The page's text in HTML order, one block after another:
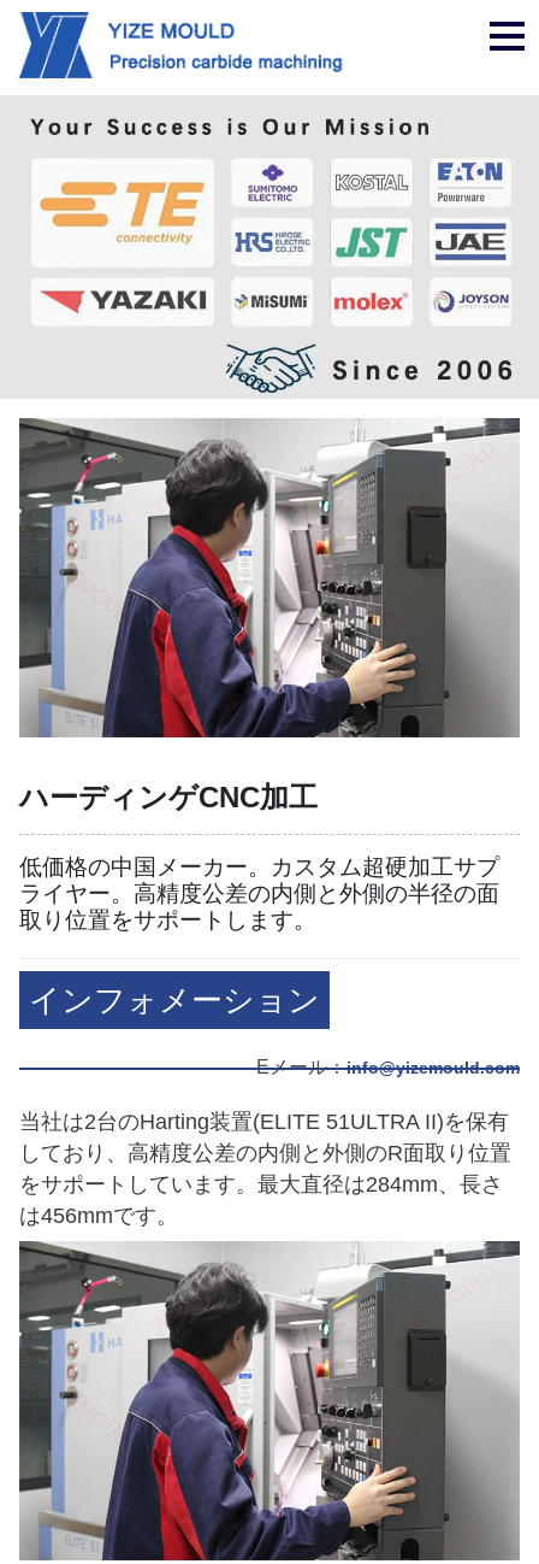
ナ
ビ
ハーディンゲCNC加工
低価格の中国メーカー。カスタム超硬加工サプ
ライヤー。高精度公差の内側と外側の半径の面
取り位置をサポートします。
インフォメーション
Eメール：info@yizemould.com
当社は2台のHarting装置(ELITE 51ULTRA II)を保有
しており、高精度公差の内側と外側のR面取り位置
をサポートしています。最大直径は284mm、長さ
は456mmです。